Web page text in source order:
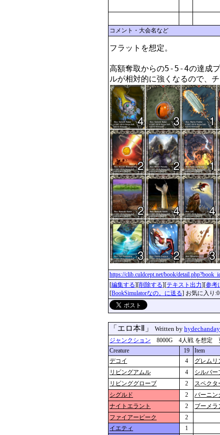
コメント・大会名など
フラットを想定。
高額奪取からの5-5-4の達成
ルが相対的に強くなるので、
https://clib.culdcept.net/book/
[編集する][削除する][テキスト出力][参考
[BookSimulatorなの。に送る] お気に入り:0
「エロ本Ⅱ」 Written by
ジャンクション 8000G 4人戦 を想定 更
Creature
19
Item
デコイ
4
グレムリ
リビングアムル
4
シルバー
リビンググローブ
2
スペクタ
シグルド
2
バーニン
ナイトエラント
2
ブーメラ
ファイアービーク
2
イエティ
1